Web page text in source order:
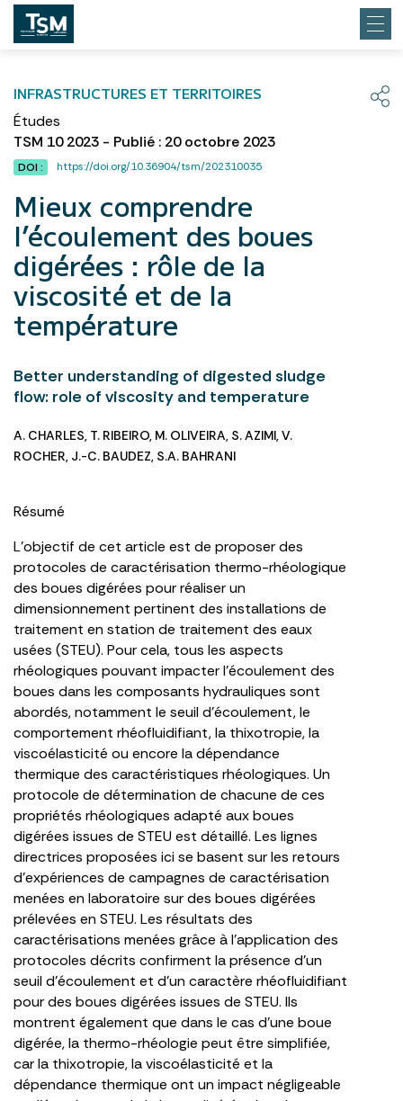
INFRASTRUCTURES ET TERRITOIRES
Études
TSM 10 2023 - Publié : 20 octobre 2023
DOI : https://doi.org/10.36904/tsm/202310035
Mieux comprendre
l’écoulement des boues
digérées : rôle de la
viscosité et de la
température
Better understanding of digested sludge
flow: role of viscosity and temperature
A. CHARLES, T. RIBEIRO, M. OLIVEIRA, S. AZIMI,V.
ROCHER, J.-C. BAUDEZ, S.A. BAHRANI
Résumé
L’objectif de cet article est de proposer des
protocoles de caractérisation thermo-rhéologique
des boues digérées pour réaliser un
dimensionnement pertinent des installations de
traitement en station de traitement des eaux
usées (STEU). Pour cela, tous les aspects
rhéologiques pouvant impacter l’écoulement des
boues dans les composants hydrauliques sont
abordés, notamment le seuil d’écoulement, le
comportement rhéofluidifiant, la thixotropie, la
viscoélasticité ou encore la dépendance
thermique des caractéristiques rhéologiques. Un
protocole de détermination de chacune de ces
propriétés rhéologiques adapté aux boues
digérées issues de STEU est détaillé. Les lignes
directrices proposées ici se basent sur les retours
d’expériences de campagnes de caractérisation
menées en laboratoire sur des boues digérées
prélevées en STEU. Les résultats des
caractérisations menées grâce à l’application des
protocoles décrits confirment la présence d’un
seuil d’écoulement et d’un caractère rhéofluidifiant
pour des boues digérées issues de STEU. Ils
montrent également que dans le cas d’une boue
digérée, la thermo-rhéologie peut être simplifiée,
car la thixotropie, la viscoélasticité et la
dépendance thermique ont un impact négligeable